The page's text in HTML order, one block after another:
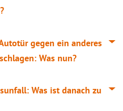
gegen ein anderes
Was nun?
Was ist danach zu